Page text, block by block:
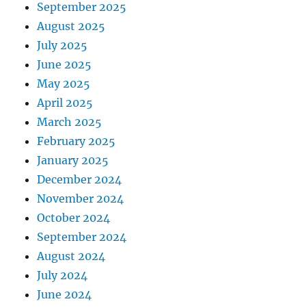
September 2025
August 2025
July 2025
June 2025
May 2025
April 2025
March 2025
February 2025
January 2025
December 2024
November 2024
October 2024
September 2024
August 2024
July 2024
June 2024